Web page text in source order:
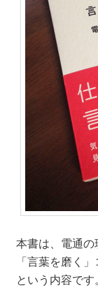
本書は、電通の
「言葉を磨く
という内容で